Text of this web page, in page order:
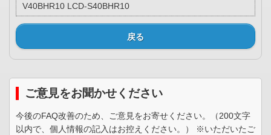
V40BHR10 LCD-S40BHR10
戻る
ご意見をお聞かせください
今後のFAQ改善のため、ご意見をお寄せください。（200文字
以内で、個人情報の記入はお控えください。） ※いただいたご